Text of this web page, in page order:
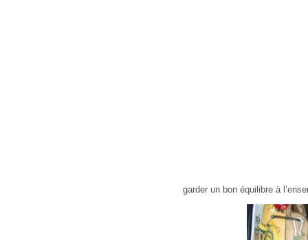
garder un bon équilibre à